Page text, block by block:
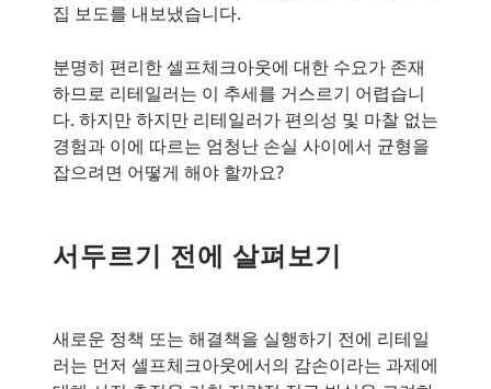
집 보도를 내보냈습니다.
분명히 편리한 셀프체크아웃에 대한 수요가 존재
하므로 리테일러는 이 추세를 거스르기 어렵습니
다. 하지만 하지만 리테일러가 편의성 및 마찰 없는
경험과 이에 따르는 엄청난 손실 사이에서 균형을
잡으려면 어떻게 해야 할까요?
서두르기 전에 살펴보기
새로운 정책 또는 해결책을 실행하기 전에 리테일
러는 먼저 셀프체크아웃에서의 감손이라는 과제에